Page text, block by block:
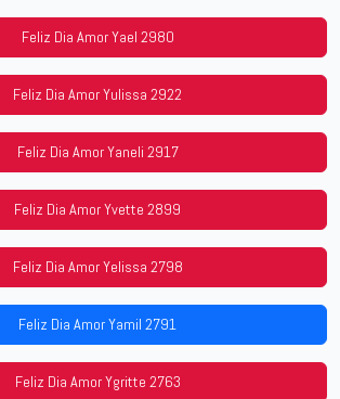
Feliz Dia Amor Yael 2980
Feliz Dia Amor Yulissa 2922
Feliz Dia Amor Yaneli 2917
Feliz Dia Amor Yvette 2899
Feliz Dia Amor Yelissa 2798
Feliz Dia Amor Yamil 2791
Feliz Dia Amor Ygritte 2763